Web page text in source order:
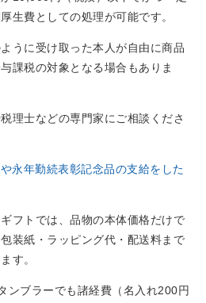
生費としての処理が可能です。
うに受け取った本人が自由に商品
課税の対象となる場合もありま
理士などの専門家にご相談くださ
永年勤続表彰記念品の支給をした
フトでは、品物の本体価格だけで
装紙・ラッピング代・配送料まで
す。
ンブラーでも諸経費（名入れ200円